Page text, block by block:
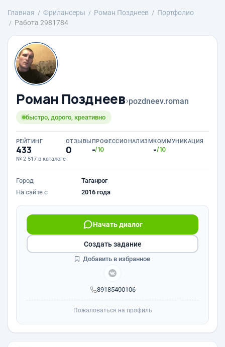
Главная Фрилансеры Роман Позднеев
Портфолио
Работа 2981784
Роман Позднеев›pozdneev.roman
быстро, дорого, креативно
РЕЙТИНГ
433
№ 2 517 в каталоге
ОТЗЫВЫ
0
ПРОФЕССИОНАЛИЗМ
-/10
КОММУНИКАЦИЯ
-/10
Город
Таганрог
На сайте с
2016 года
89185400106
Начать диалог
Создать задание
Добавить в избранное
Пожаловаться на профиль